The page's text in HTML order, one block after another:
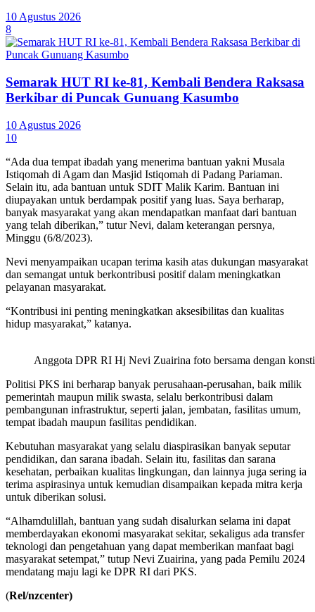
10 Agustus 2026
8
Semarak HUT RI ke-81, Kembali Bendera Raksasa
Berkibar di Puncak Gunuang Kasumbo
10 Agustus 2026
10
“Ada dua tempat ibadah yang menerima bantuan yakni Musala
Istiqomah di Agam dan Masjid Istiqomah di Padang Pariaman.
Selain itu, ada bantuan untuk SDIT Malik Karim. Bantuan ini
diupayakan untuk berdampak positif yang luas. Saya berharap,
banyak masyarakat yang akan mendapatkan manfaat dari bantuan
yang telah diberikan,” tutur Nevi, dalam keterangan persnya,
Minggu (6/8/2023).
Nevi menyampaikan ucapan terima kasih atas dukungan masyarakat
dan semangat untuk berkontribusi positif dalam meningkatkan
pelayanan masyarakat.
“Kontribusi ini penting meningkatkan aksesibilitas dan kualitas
hidup masyarakat,” katanya.
Anggota DPR RI Hj Nevi Zuairina foto bersama dengan
Politisi PKS ini berharap banyak perusahaan-perusahan, baik milik
pemerintah maupun milik swasta, selalu berkontribusi dalam
pembangunan infrastruktur, seperti jalan, jembatan, fasilitas umum,
tempat ibadah maupun fasilitas pendidikan.
Kebutuhan masyarakat yang selalu diaspirasikan banyak seputar
pendidikan, dan sarana ibadah. Selain itu, fasilitas dan sarana
kesehatan, perbaikan kualitas lingkungan, dan lainnya juga sering ia
terima aspirasinya untuk kemudian disampaikan kepada mitra kerja
untuk diberikan solusi.
“Alhamdulillah, bantuan yang sudah disalurkan selama ini dapat
memberdayakan ekonomi masyarakat sekitar, sekaligus ada transfer
teknologi dan pengetahuan yang dapat memberikan manfaat bagi
masyarakat setempat,” tutup Nevi Zuairina, yang pada Pemilu 2024
mendatang maju lagi ke DPR RI dari PKS.
(Rel/nzcenter)